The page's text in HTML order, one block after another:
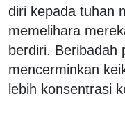
diri kepada tuhan
memelihara
berdiri. Beribadah
mencerminkan
lebih konsentrasi